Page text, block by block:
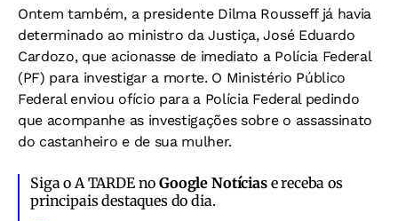
Ontem também, a presidente Dilma Rousseff já havia
determinado ao ministro da Justiça, José Eduardo
Cardozo, que acionasse de imediato a Polícia Federal
(PF) para investigar a morte. O Ministério Público
Federal enviou ofício para a Polícia Federal pedindo
que acompanhe as investigações sobre o assassinato
do castanheiro e de sua mulher.
Siga o A TARDE noGoogle Notíciase receba os
principais destaques do dia.